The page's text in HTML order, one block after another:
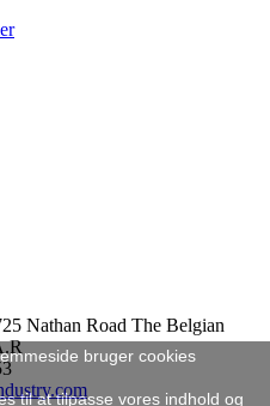
Nathan Road The Belgian
bruger cookies
til at tilpasse vores indhold og